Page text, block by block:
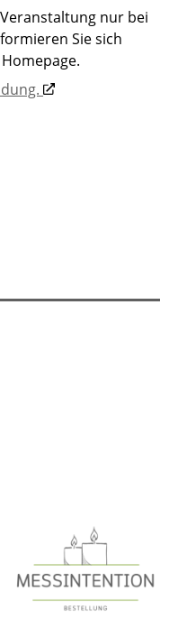
nur bei
Sie sich